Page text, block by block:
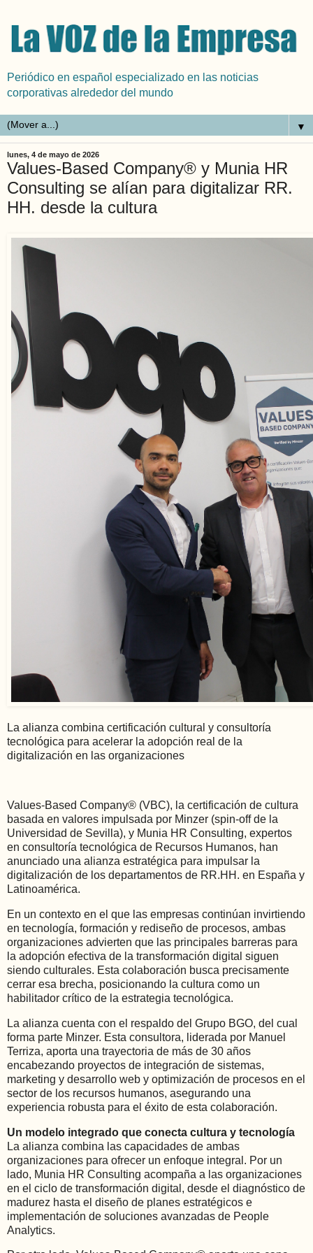
Periódico en español especializado en las noticias
corporativas alrededor del mundo
▼
lunes, 4 de mayo de 2026
Values-Based Company® y Munia HR
Consulting se alían para digitalizar RR.
HH. desde la cultura
La alianza combina certificación cultural y consultoría
tecnológica para acelerar la adopción real de la
digitalización en las organizaciones
Values-Based Company® (VBC), la certificación de cultura
basada en valores impulsada por Minzer (spin-off de la
Universidad de Sevilla), y Munia HR Consulting, expertos
en consultoría tecnológica de Recursos Humanos, han
anunciado una alianza estratégica para impulsar la
digitalización de los departamentos de RR.HH. en España y
Latinoamérica.
En un contexto en el que las empresas continúan invirtiendo
en tecnología, formación y rediseño de procesos, ambas
organizaciones advierten que las principales barreras para
la adopción efectiva de la transformación digital siguen
siendo culturales. Esta colaboración busca precisamente
cerrar esa brecha, posicionando la cultura como un
habilitador crítico de la estrategia tecnológica.
La alianza cuenta con el respaldo del Grupo BGO, del cual
forma parte Minzer. Esta consultora, liderada por Manuel
Terriza, aporta una trayectoria de más de 30 años
encabezando proyectos de integración de sistemas,
marketing y desarrollo web y optimización de procesos en el
sector de los recursos humanos, asegurando una
experiencia robusta para el éxito de esta colaboración.
Un modelo integrado que conecta cultura y tecnología
La alianza combina las capacidades de ambas
organizaciones para ofrecer un enfoque integral. Por un
lado, Munia HR Consulting acompaña a las organizaciones
en el ciclo de transformación digital, desde el diagnóstico de
madurez hasta el diseño de planes estratégicos e
implementación de soluciones avanzadas de People
Analytics.